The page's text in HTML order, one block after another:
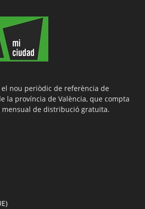
el nou periòdic de referència de
la província de València, que compta
de distribució gratuïta.